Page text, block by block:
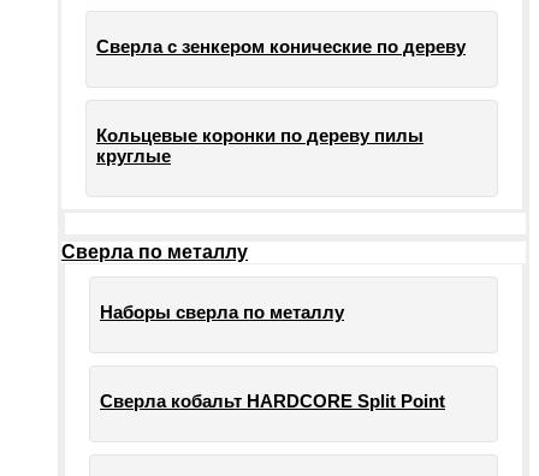
Сверла с зенкером конические по дереву
Кольцевые коронки по дереву пилы
круглые
Сверла по металлу
Наборы сверла по металлу
Сверла кобальт HARDCORE Split Point